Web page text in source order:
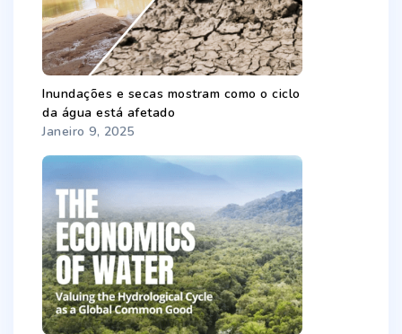
Inundações e secas mostram como o ciclo
da água está afetado
Janeiro 9, 2025